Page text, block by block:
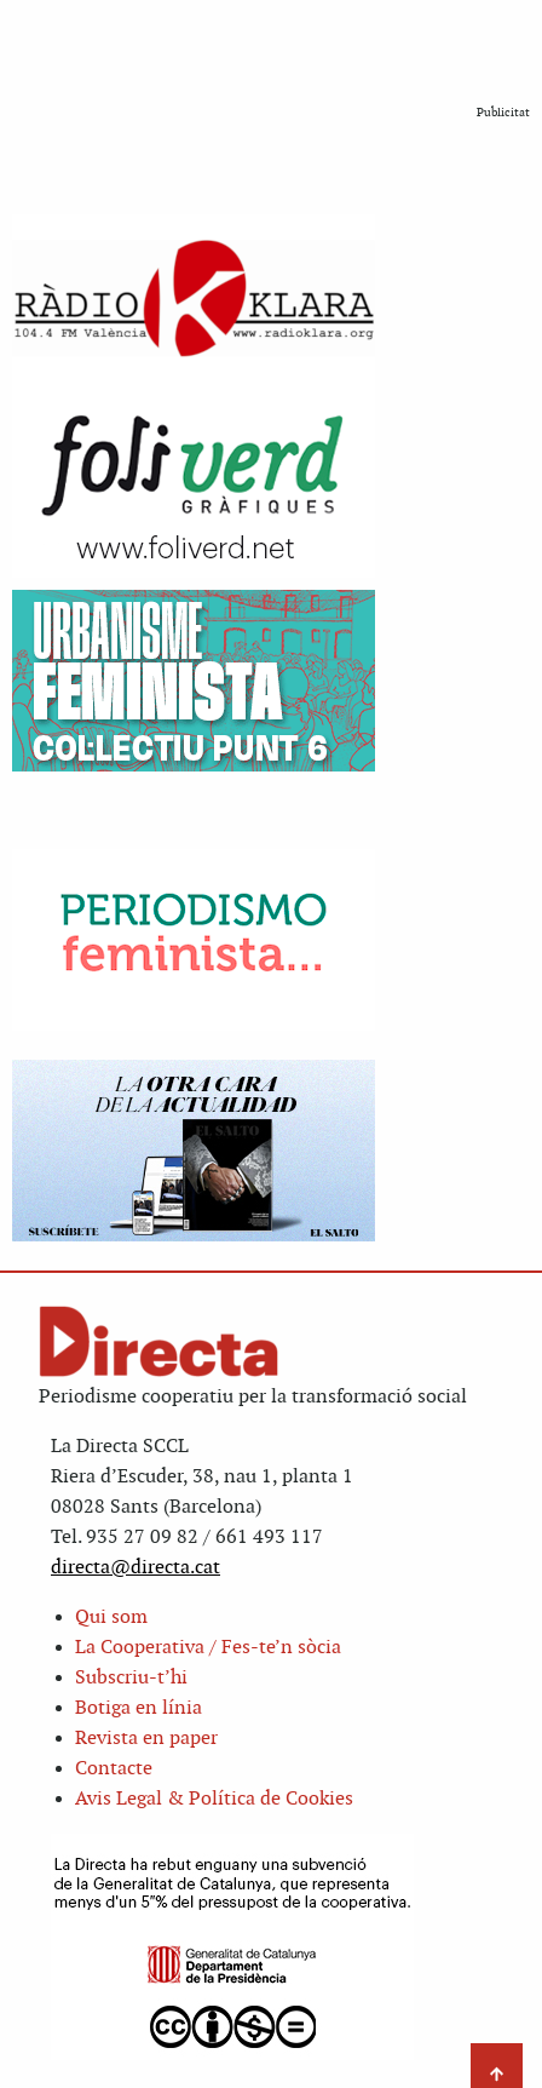
Publicitat
Periodisme cooperatiu per la transformació social
La Directa SCCL
Riera d’Escuder, 38, nau 1, planta 1
08028 Sants (Barcelona)
Tel. 935 27 09 82 / 661 493 117
directa@directa.cat
Qui som
La Cooperativa / Fes-te’n sòcia
Subscriu-t’hi
Botiga en línia
Revista en paper
Contacte
Avis Legal & Política de Cookies